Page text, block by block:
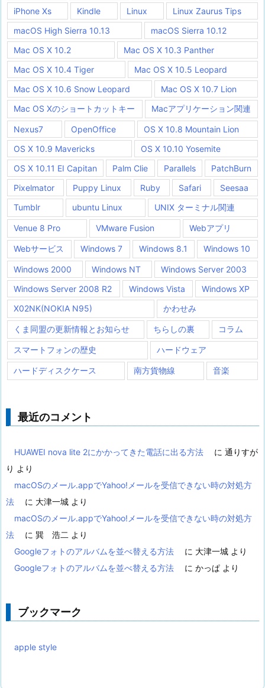
iPhone Xs
Kindle Linux
Linux Zaurus Tips
macOS High Sierra 10.13
macOS Sierra 10.12
Mac OS X 10.2
Mac OS X 10.3 Panther
Mac OS X 10.4 Tiger
Mac OS X 10.5 Leopard
Mac OS X 10.6 Snow Leopard
Mac OS X 10.7 Lion
Mac OS Xのショートカットキー
Macアプリケーション関連
Nexus7 OpenOffice
OS X 10.8 Mountain Lion
OS X 10.9 Mavericks
OS X 10.10 Yosemite
OS X 10.11 EI Capitan
Palm Clie Parallels
PatchBurn
Pixelmator
Puppy Linux Ruby Safari
Seesaa
Tumblr
ubuntu Linux UNIX ターミナル関連
Venue 8 Pro VMware Fusion Webアプリ
Webサービス Windows 7 Windows 8.1 Windows 10
Windows 2000 Windows NT
Windows Server 2003
Windows Server 2008 R2
Windows Vista
Windows XP
X02NK(NOKIA N95)
かわせみ
くま同盟の更新情報とお知らせ ちらしの裏 コラム
スマートフォンの歴史 ハードウェア
ハードディスクケース 南方貨物線 音楽
最近のコメント
HUAWEI nova lite 2にかかってきた電話に出る方法 に 通りすが
り より
macOSのメール.appでYahoo!メールを受信できない時の対処方
法
に 大津一城 より
macOSのメール.appでYahoo!メールを受信できない時の対処方
法
に 巽 浩二 より
Googleフォトのアルバムを並べ替える方法
に 大津一城 より
Googleフォトのアルバムを並べ替える方法
に かっぱ より
ブックマーク
apple style